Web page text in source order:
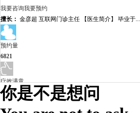
我要咨询我要预约
擅长： 金彦超 互联网门诊主任 【医生简介】 毕业于...
预约量
6821
疗效满意
98%
你是不是想问